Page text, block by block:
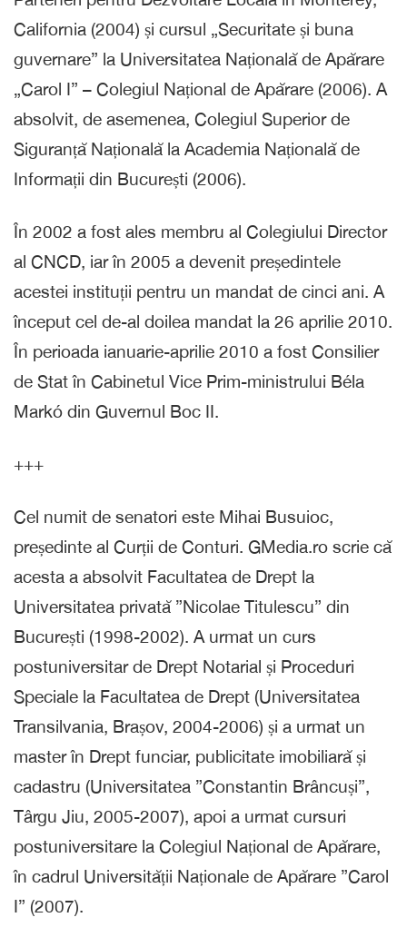
California (2004) și cursul „Securitate și buna
guvernare” la Universitatea Națională de Apărare
„Carol I” – Colegiul Național de Apărare (2006). A
absolvit, de asemenea, Colegiul Superior de
Siguranță Națională la Academia Națională de
Informații din București (2006).
În 2002 a fost ales membru al Colegiului Director
al CNCD, iar în 2005 a devenit președintele
acestei instituții pentru un mandat de cinci ani. A
început cel de-al doilea mandat la 26 aprilie 2010.
În perioada ianuarie-aprilie 2010 a fost Consilier
de Stat în Cabinetul Vice Prim-ministrului Béla
Markó din Guvernul Boc II.
+++
Cel numit de senatori este Mihai Busuioc,
președinte al Curții de Conturi. GMedia.ro scrie că
acesta a absolvit Facultatea de Drept la
Universitatea privată ”Nicolae Titulescu” din
București (1998-2002). A urmat un curs
postuniversitar de Drept Notarial și Proceduri
Speciale la Facultatea de Drept (Universitatea
Transilvania, Brașov, 2004-2006) și a urmat un
master în Drept funciar, publicitate imobiliară și
cadastru (Universitatea ”Constantin Brâncuși”,
Târgu Jiu, 2005-2007), apoi a urmat cursuri
postuniversitare la Colegiul Național de Apărare,
în cadrul Universității Naționale de Apărare ”Carol
I” (2007).